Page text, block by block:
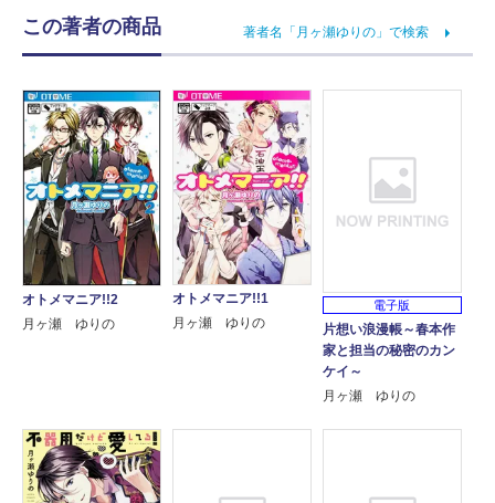
この著者の商品 著者名「月ヶ瀬ゆりの」で検索
オトメマニア!!2
月ヶ瀬 ゆりの
オトメマニア!!1
月ヶ瀬 ゆりの
電子版
片想い浪漫帳～春本作
家と担当の秘密のカン
ケイ～
月ヶ瀬 ゆりの